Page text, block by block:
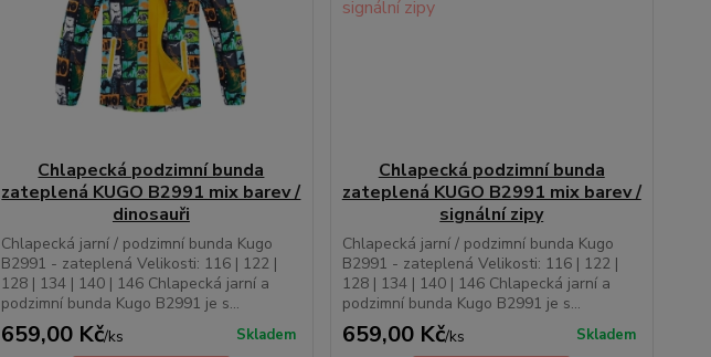
Chlapecká podzimní bunda
zateplená KUGO B2991 mix barev /
dinosauři
Chlapecká jarní / podzimní bunda Kugo
B2991 - zateplená Velikosti: 116 | 122 |
128 | 134 | 140 | 146 Chlap­ecká jarní a
podzimní bunda Kugo B2991 je s...
659,00 Kč/ks Skladem
Chlapecká podzimní bunda
zateplená KUGO B2991 mix barev /
signální zipy
Chlapecká jarní / podzimní bunda Kugo
B2991 - zateplená Velikosti: 116 | 122 |
128 | 134 | 140 | 146 Chlap­ecká jarní a
podzimní bunda Kugo B2991 je s...
659,00 Kč/ks Skladem